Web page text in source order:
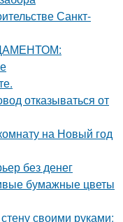
Санкт-
отказываться от
на Новый год
без денег
бумажные цветы
своими руками: